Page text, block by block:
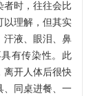
者时，往往会比
以理解，但其实
汗液、眼泪、鼻
有传染性。此
离开人体后很快
、同桌进餐、一